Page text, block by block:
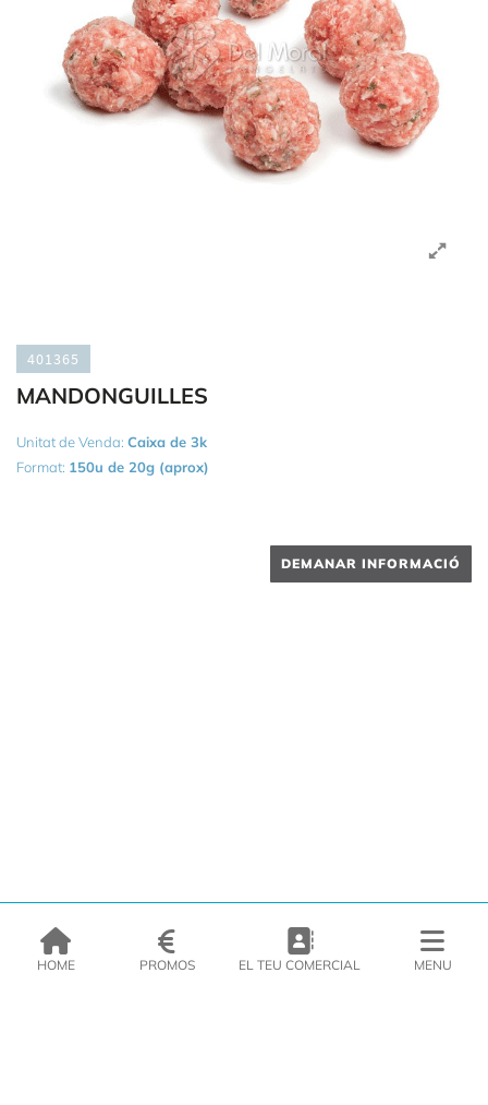
401365
MANDONGUILLES
Unitat de Venda: Caixa de 3k
Format: 150u de 20g (aprox)
DEMANAR INFORMACIÓ
HOME PROMOS EL TEU COMERCIAL MENU